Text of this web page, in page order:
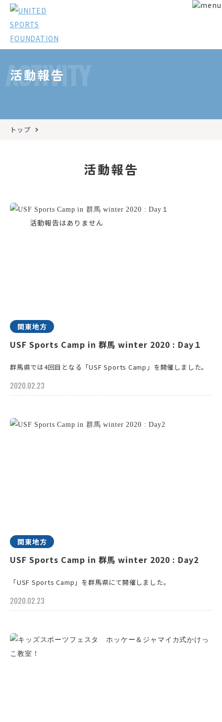
ACTIVITY
活動報告
トップ
活動報告
関東地方
USF Sports Camp in 群馬 winter 2020 : Day１
群馬県では4回目となる「USF Sports Camp」を開催しました。
2020.02.23
関東地方
USF Sports Camp in 群馬 winter 2020 : Day2
「USF Sports Camp」を群馬県にて開催しました。
2020.02.23